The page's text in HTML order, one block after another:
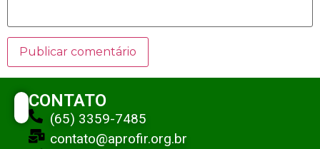
CONTATO
(65) 3359-7485
contato@aprofir.org.br